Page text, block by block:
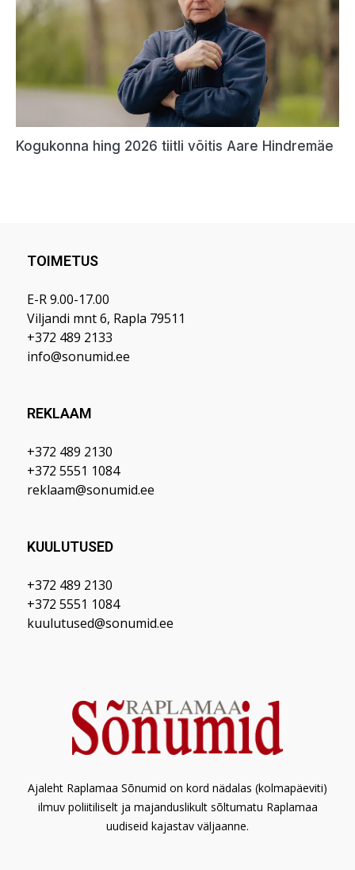
TOIMETUS
E-R 9.00-17.00
Viljandi mnt 6, Rapla 79511
+372 489 2133
info@sonumid.ee
REKLAAM
+372 489 2130
+372 5551 1084
reklaam@sonumid.ee
KUULUTUSED
+372 489 2130
+372 5551 1084
kuulutused@sonumid.ee
Ajaleht Raplamaa Sõnumid on kord nädalas (kolmapäeviti)
ilmuv poliitiliselt ja majanduslikult sõltumatu Raplamaa
uudiseid kajastav väljaanne.